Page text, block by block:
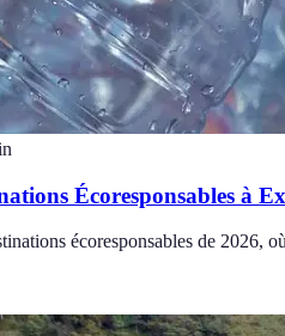
Écoresponsables à
écoresponsables de 2026,